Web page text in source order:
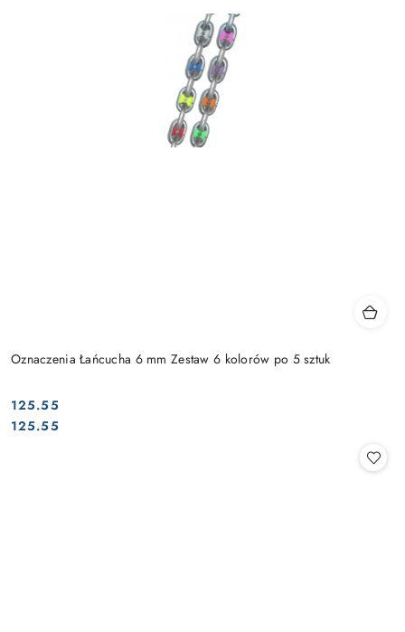
Oznaczenia Łańcucha 6 mm Zestaw 6 kolorów po 5 sztuk
Cena:
125.55
Cena:
125.55